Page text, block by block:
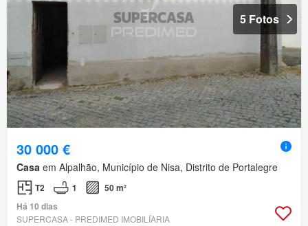
5 Fotos
30 000 €
Casa em Alpalhão, Município de Nisa, Distrito de Portalegre
T2 1
50 m²
Há 10 dias
SUPERCASA - PREDIMED IMOBILÍARIA